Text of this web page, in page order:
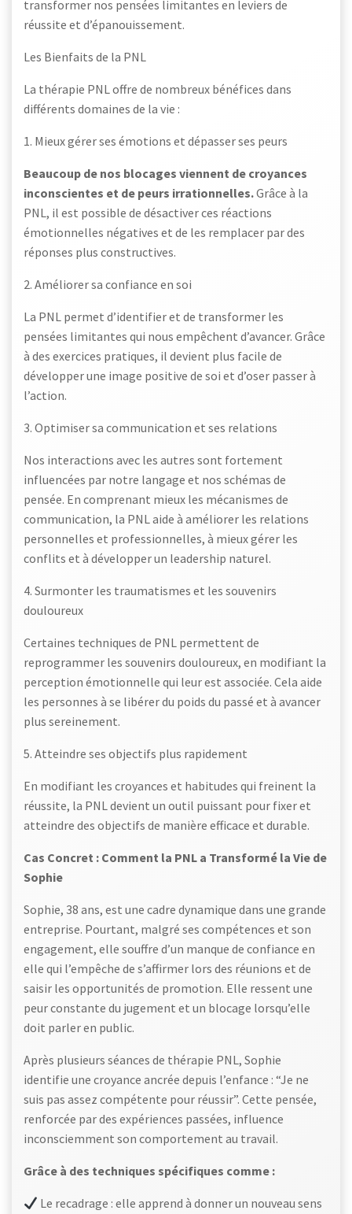
transformer nos pensées limitantes en leviers de
réussite et d’épanouissement.
Les Bienfaits de la PNL
La thérapie PNL offre de nombreux bénéfices dans
différents domaines de la vie :
1. Mieux gérer ses émotions et dépasser ses peurs
Beaucoup de nos blocages viennent de croyances
inconscientes et de peurs irrationnelles.Grâce à la
PNL, il est possible de désactiver ces réactions
émotionnelles négatives et de les remplacer par des
réponses plus constructives.
2. Améliorer sa confiance en soi
La PNL permet d’identifier et de transformer les
pensées limitantes qui nous empêchent d’avancer. Grâce
à des exercices pratiques, il devient plus facile de
développer une image positive de soi et d’oser passer à
l’action.
3. Optimiser sa communication et ses relations
Nos interactions avec les autres sont fortement
influencées par notre langage et nos schémas de
pensée. En comprenant mieux les mécanismes de
communication, la PNL aide à améliorer les relations
personnelles et professionnelles, à mieux gérer les
conflits et à développer un leadership naturel.
4. Surmonter les traumatismes et les souvenirs
douloureux
Certaines techniques de PNL permettent de
reprogrammer les souvenirs douloureux, en modifiant la
perception émotionnelle qui leur est associée. Cela aide
les personnes à se libérer du poids du passé et à avancer
plus sereinement.
5. Atteindre ses objectifs plus rapidement
En modifiant les croyances et habitudes qui freinent la
réussite, la PNL devient un outil puissant pour fixer et
atteindre des objectifs de manière efficace et durable.
Cas Concret : Comment la PNL a Transformé la Vie de
Sophie
Sophie, 38 ans, est une cadre dynamique dans une grande
entreprise. Pourtant, malgré ses compétences et son
engagement, elle souffre d’un manque de confiance en
elle qui l’empêche de s’affirmer lors des réunions et de
saisir les opportunités de promotion. Elle ressent une
peur constante du jugement et un blocage lorsqu’elle
doit parler en public.
Après plusieurs séances de thérapie PNL, Sophie
identifie une croyance ancrée depuis l’enfance : “Je ne
suis pas assez compétente pour réussir”. Cette pensée,
renforcée par des expériences passées, influence
inconsciemment son comportement au travail.
Grâce à des techniques spécifiques comme :
Le recadrage : elle apprend à donner un nouveau sens